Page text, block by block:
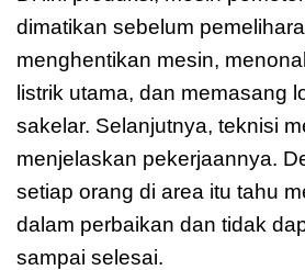
dimatikan sebelum
menghentikan mesin,
listrik utama, dan memasang
sakelar. Selanjutnya, teknisi
menjelaskan pekerjaannya.
setiap orang di area itu tahu
dalam perbaikan dan tidak
sampai selesai.